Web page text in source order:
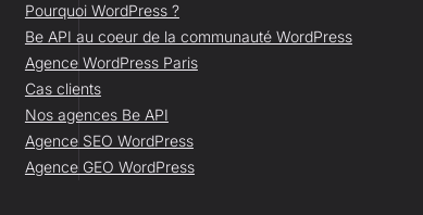
Pourquoi WordPress ?
Be API au coeur de la communauté WordPress
Agence WordPress Paris
Cas clients
Nos agences Be API
Agence SEO WordPress
Agence GEO WordPress